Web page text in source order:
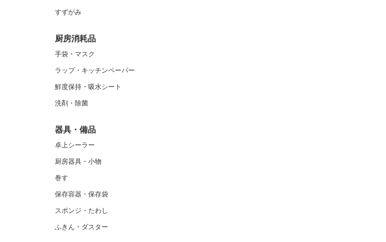
すずがみ
厨房消耗品
手袋・マスク
ラップ・キッチンペーパー
鮮度保持・吸水シート
洗剤・除菌
器具・備品
卓上シーラー
厨房器具・小物
巻す
保存容器・保存袋
スポンジ・たわし
ふきん・ダスター